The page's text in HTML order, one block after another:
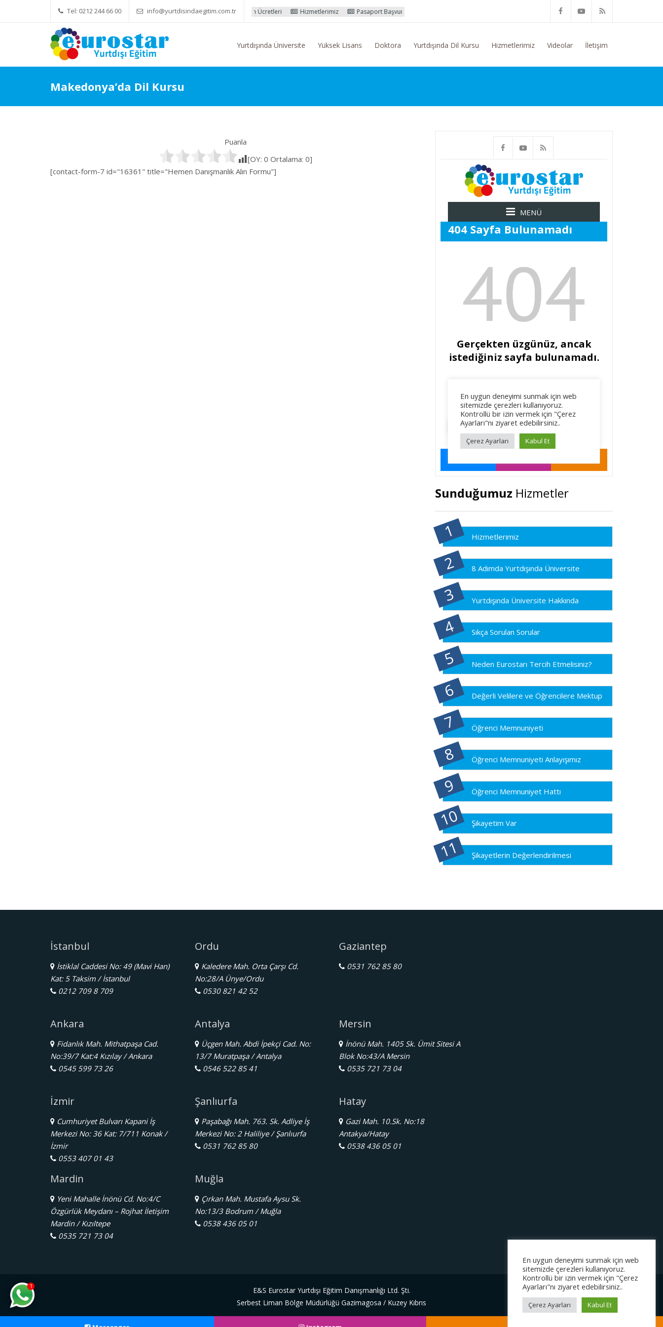
Tel: 0212 244 66 00 info@yurtdisindaegitim.com.tr
Yök Denkliği Önemli Eğitim Ücretleri Hizmetlerimiz Pasaport Başvuru İşlemleri Yurtdışı Eğitim Konusunda Genel Bilgi Talep Ediyorum
Yurtdışında Üniversite Yüksek Lisans Doktora Yurtdışında Dil Kursu Hizmetlerimiz Videolar İletişim
Makedonya’da Dil Kursu
Puanla
[OY: 0 Ortalama: 0]
[contact-form-7 id="16361" title="Hemen Danışmanlık Alın Formu"]
Sunduğumuz Hizmetler
Hizmetlerimiz
8 Adımda Yurtdışında Üniversite
Yurtdışında Üniversite Hakkında
Sıkça Sorulan Sorular
Neden Eurostarı Tercih Etmelisiniz?
Değerli Velilere ve Öğrencilere Mektup
Öğrenci Memnuniyeti
Öğrenci Memnuniyeti Anlayışımız
Öğrenci Memnuniyet Hattı
Şikayetim Var
Şikayetlerin Değerlendirilmesi
İstanbul
İstiklal Caddesi No: 49 (Mavi Han)
Kat: 5 Taksim / İstanbul
0212 709 8 709
Ankara
Fidanlık Mah. Mithatpaşa Cad.
No:39/7 Kat:4 Kızılay / Ankara
0545 599 73 26
İzmir
Cumhuriyet Bulvarı Kapani İş
Merkezi No: 36 Kat: 7/711 Konak /
İzmir
0553 407 01 43
Mardin
Yeni Mahalle İnönü Cd. No:4/C
Özgürlük Meydanı – Rojhat İletişim
Mardin / Kızıltepe
0535 721 73 04
Ordu
Kaledere Mah. Orta Çarşı Cd.
No:28/A Ünye/Ordu
0530 821 42 52
Antalya
Üçgen Mah. Abdi İpekçi Cad. No:
13/7 Muratpaşa / Antalya
0546 522 85 41
Şanlıurfa
Paşabağı Mah. 763. Sk. Adliye İş
Merkezi No: 2 Haliliye / Şanlıurfa
0531 762 85 80
Muğla
Çırkan Mah. Mustafa Aysu Sk.
No:13/3 Bodrum / Muğla
0538 436 05 01
Gaziantep
0531 762 85 80
Mersin
İnönü Mah. 1405 Sk. Ümit Sitesi A
Blok No:43/A Mersin
0535 721 73 04
Hatay
Gazi Mah. 10.Sk. No:18
Antakya/Hatay
0538 436 05 01
E&S Eurostar Yurtdışı Eğitim Danışmanlığı Ltd. Şti.
Serbest Liman Bölge Müdürlüğü Gazimagosa / Kuzey Kıbrıs
1
En uygun deneyimi sunmak için web
sitemizde çerezleri kullanıyoruz.
Kontrollü bir izin vermek için "Çerez
Ayarları"nı ziyaret edebilirsiniz..
Çerez Ayarları Kabul Et